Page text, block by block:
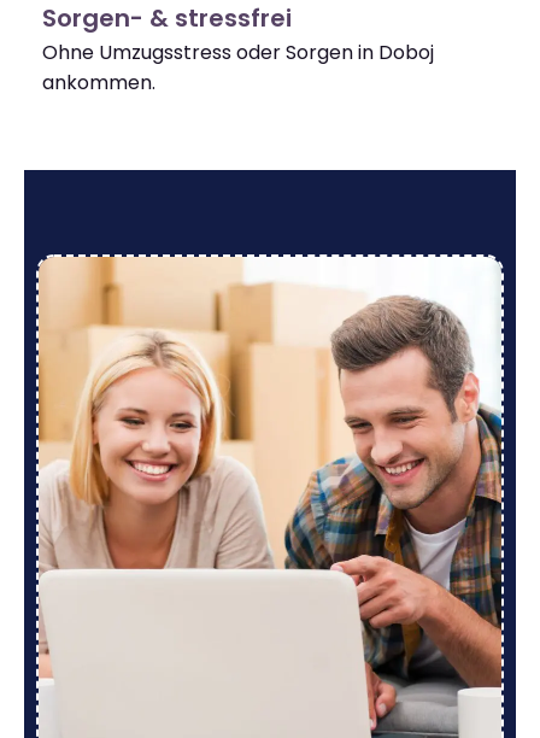
Sorgen- & stressfrei
Ohne Umzugsstress oder Sorgen in Doboj
ankommen.